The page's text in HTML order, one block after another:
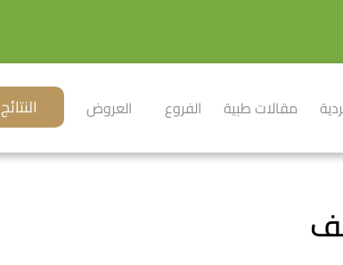
مقالات طبية الفروع العروض النتائج